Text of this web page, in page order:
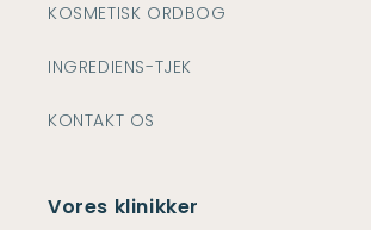
KOSMETISK ORDBOG
INGREDIENS-TJEK
KONTAKT OS
Vores klinikker